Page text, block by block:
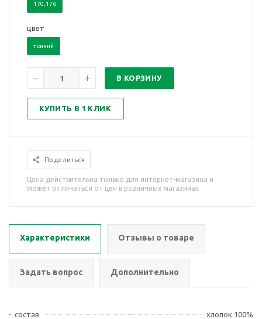
170,176
цвет
т.синий
В КОРЗИНУ
КУПИТЬ В 1 КЛИК
Поделиться
Цена действительна только для интернет-магазина и
может отличаться от цен в розничных магазинах
Характеристики Отзывы о товаре
Задать вопрос Дополнительно
состав хлопок 100%